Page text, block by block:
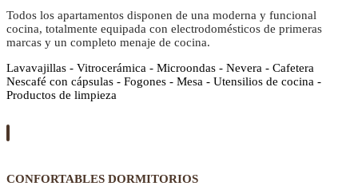
Todos los apartamentos disponen de una moderna y funcional
cocina, totalmente equipada con electrodomésticos de primeras
marcas y un completo menaje de cocina.
Lavavajillas - Vitrocerámica - Microondas - Nevera - Cafetera
Nescafé con cápsulas - Fogones - Mesa - Utensilios de cocina -
Productos de limpieza
CONFORTABLES DORMITORIOS